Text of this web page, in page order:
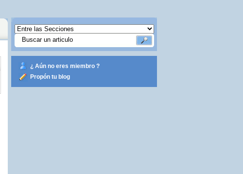
¿ Aún no eres miembro ?
Propón tu blog